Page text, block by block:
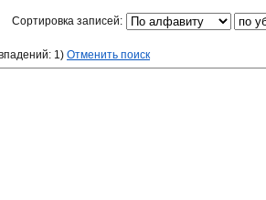
Сортировка записей:
1) Отменить поиск